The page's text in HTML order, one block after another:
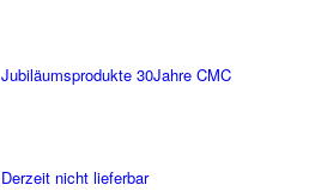
Jubiläumsprodukte 30Jahre CMC
Derzeit nicht lieferbar